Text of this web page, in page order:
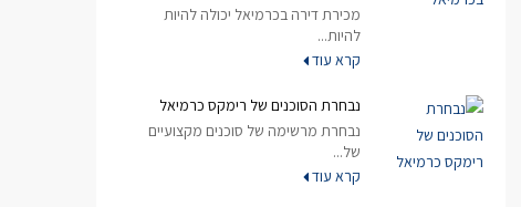
מכירת דירה בכרמיאל יכולה להיות
להיות...
קרא עוד
נבחרת הסוכנים של רימקס כרמיאל
נבחרת מרשימה של סוכנים מקצועיים
של...
קרא עוד